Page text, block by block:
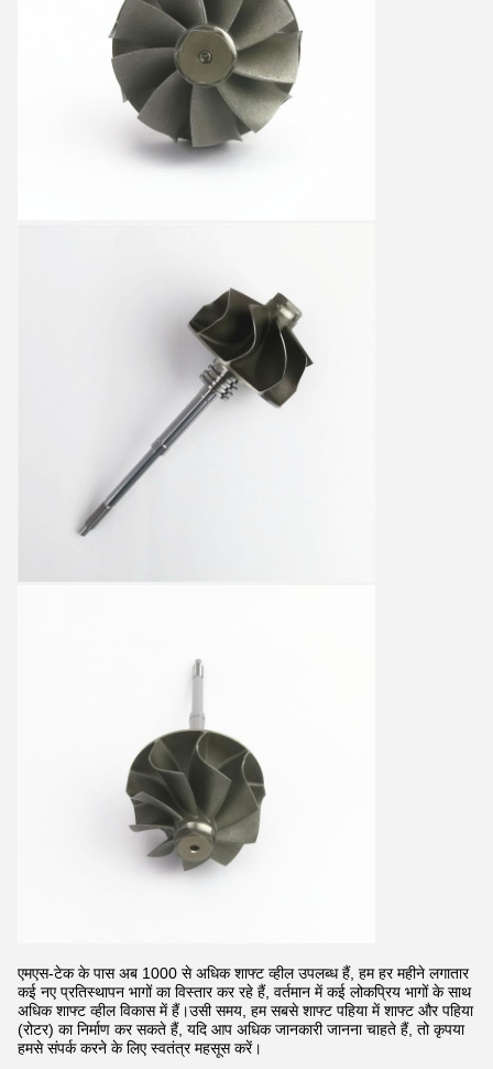
एमएस-टेक के पास अब 1000 से अधिक शाफ्ट व्हील उपलब्ध हैं, हम हर महीने लगातार
कई नए प्रतिस्थापन भागों का विस्तार कर रहे हैं, वर्तमान में कई लोकप्रिय भागों के साथ
अधिक शाफ्ट व्हील विकास में हैं।उसी समय, हम सबसे शाफ्ट पहिया में शाफ्ट और पहिया
(रोटर) का निर्माण कर सकते हैं, यदि आप अधिक जानकारी जानना चाहते हैं, तो कृपया
हमसे संपर्क करने के लिए स्वतंत्र महसूस करें।